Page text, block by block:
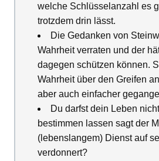
welche Schlüsselanzahl es
trotzdem drin lässt.
Die Gedanken von
Wahrheit verraten und der
dagegen schützen können.
Wahrheit über den Greifen
aber auch einfacher
Du darfst dein Leben
bestimmen lassen sagt der
(lebenslangem) Dienst auf
verdonnert?